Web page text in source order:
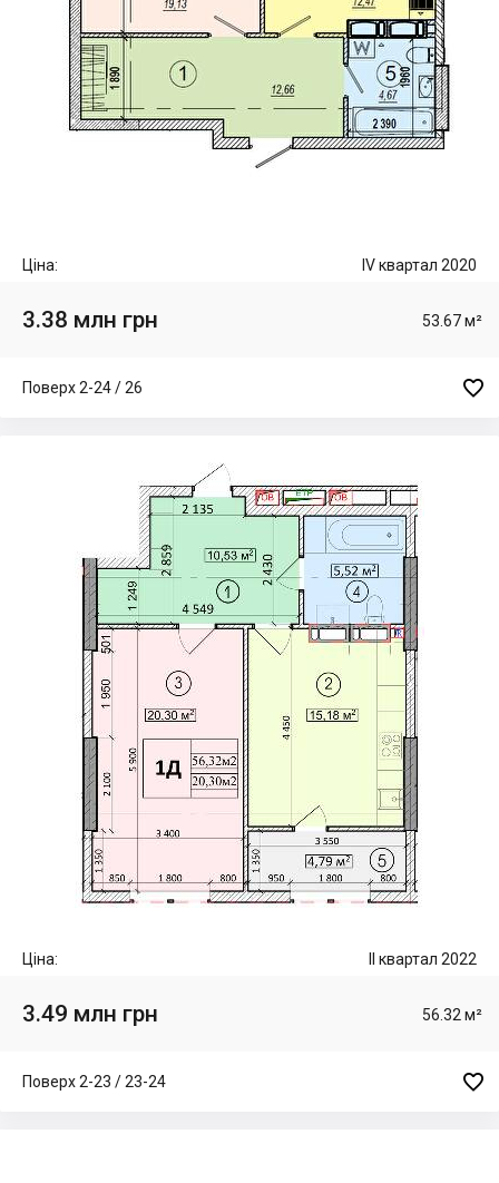
Ціна: IV квартал 2020
3.38 млн грн 53.67 м²
Поверх 2-24 / 26 
Ціна: II квартал 2022
3.49 млн грн 56.32 м²
Поверх 2-23 / 23-24 